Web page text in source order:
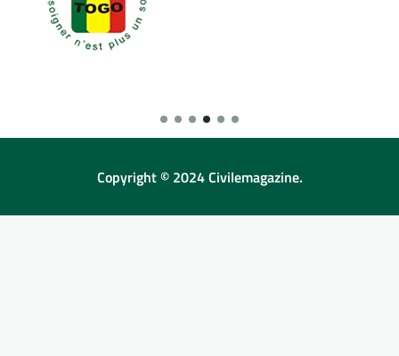
Copyright © 2024 Civilemagazine.